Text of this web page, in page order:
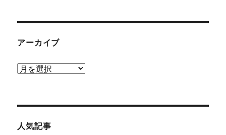
アーカイブ
ア
ブ
人気記事